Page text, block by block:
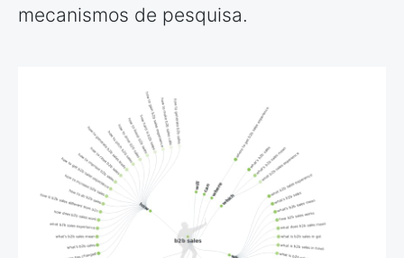
mecanismos de pesquisa.